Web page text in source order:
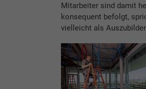
Mitarbeiter sind damit
konsequent befolgt,
vielleicht als